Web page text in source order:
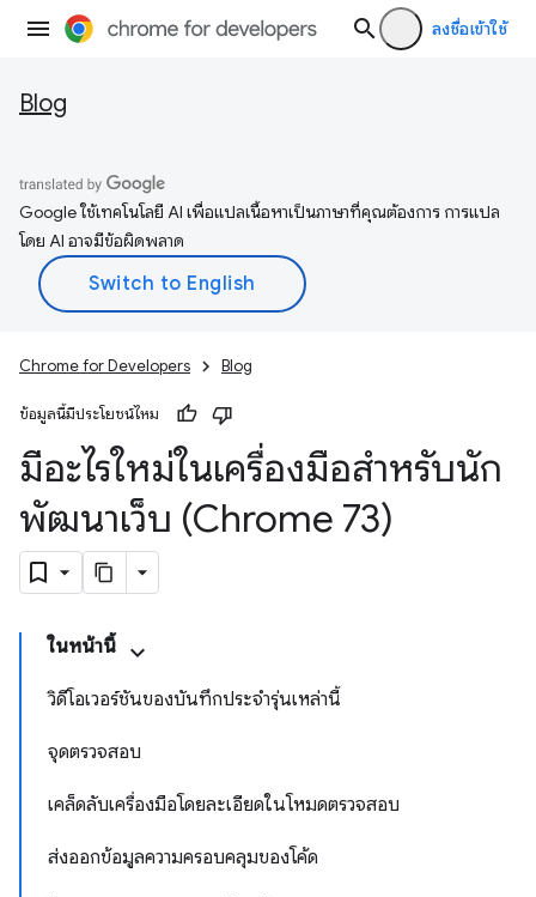
ลงชื่อเข้าใช้
Blog
Google ใช้เทคโนโลยี AI เพื่อแปลเนื้อหาเป็นภาษาที่คุณต้องการ การแปล
โดย AI อาจมีข้อผิดพลาด
Chrome for Developers Blog
ข้อมูลนี้มีประโยชน์ไหม
มีอะไรใหม่ในเครื่องมือสำหรับนัก
พัฒนาเว็บ (Chrome 73)
ในหน้านี้
วิดีโอเวอร์ชันของบันทึกประจำรุ่นเหล่านี้
จุดตรวจสอบ
เคล็ดลับเครื่องมือโดยละเอียดในโหมดตรวจสอบ
ส่งออกข้อมูลความครอบคลุมของโค้ด